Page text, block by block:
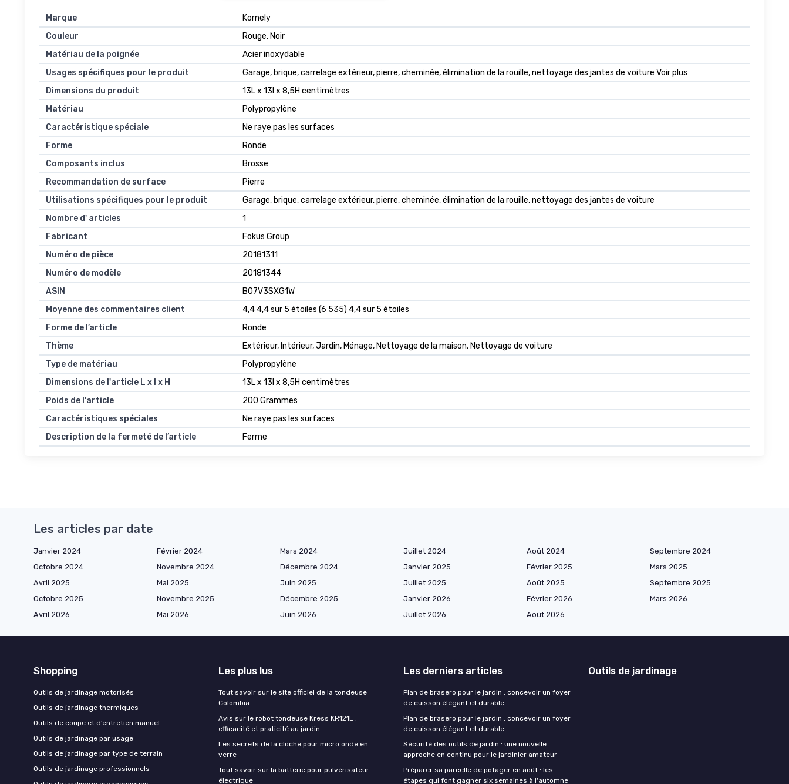
Marque
Kornely
Couleur
Rouge, Noir
Matériau de la poignée
Acier inoxydable
Usages spécifiques pour le produit
Garage, brique, carrelage extérieur, pierre, cheminée, élimination de la rouille, nettoyage des jantes de voiture Voir plus
Dimensions du produit
13L x 13l x 8,5H centimètres
Matériau
Polypropylène
Caractéristique spéciale
Ne raye pas les surfaces
Forme
Ronde
Composants inclus
Brosse
Recommandation de surface
Pierre
Utilisations spécifiques pour le produit
Garage, brique, carrelage extérieur, pierre, cheminée, élimination de la rouille, nettoyage des jantes de voiture
Nombre d' articles
1
Fabricant
Fokus Group
Numéro de pièce
20181311
Numéro de modèle
20181344
ASIN
B07V3SXG1W
Moyenne des commentaires client
4,4 4,4 sur 5 étoiles (6 535) 4,4 sur 5 étoiles
Forme de l’article
Ronde
Thème
Extérieur, Intérieur, Jardin, Ménage, Nettoyage de la maison, Nettoyage de voiture
Type de matériau
Polypropylène
Dimensions de l'article L x l x H
13L x 13l x 8,5H centimètres
Poids de l'article
200 Grammes
Caractéristiques spéciales
Ne raye pas les surfaces
Description de la fermeté de l’article
Ferme
Les articles par date
Janvier 2024 Février 2024 Mars 2024 Juillet 2024 Août 2024
Septembre 2024
Octobre 2024
Novembre 2024 Décembre 2024 Janvier 2025 Février 2025
Mars 2025
Avril 2025
Mai 2025 Juin 2025 Juillet 2025 Août 2025
Septembre 2025
Octobre 2025
Novembre 2025 Décembre 2025 Janvier 2026 Février 2026
Mars 2026
Avril 2026
Mai 2026 Juin 2026 Juillet 2026 Août 2026
Shopping
Outils de jardinage motorisés
Outils de jardinage thermiques
Outils de coupe et d’entretien manuel
Outils de jardinage par usage
Outils de jardinage par type de terrain
Outils de jardinage professionnels
Les plus lus
Tout savoir sur le site officiel de la tondeuse
Colombia
Avis sur le robot tondeuse Kress KR121E :
efficacité et praticité au jardin
Les secrets de la cloche pour micro onde en
verre
Tout savoir sur la batterie pour pulvérisateur
électrique
Les derniers articles
Plan de brasero pour le jardin : concevoir un foyer
de cuisson élégant et durable
Plan de brasero pour le jardin : concevoir un foyer
de cuisson élégant et durable
Sécurité des outils de jardin : une nouvelle
approche en continu pour le jardinier amateur
Préparer sa parcelle de potager en août : les
étapes qui font gagner six semaines à l'automne
Outils de jardinage